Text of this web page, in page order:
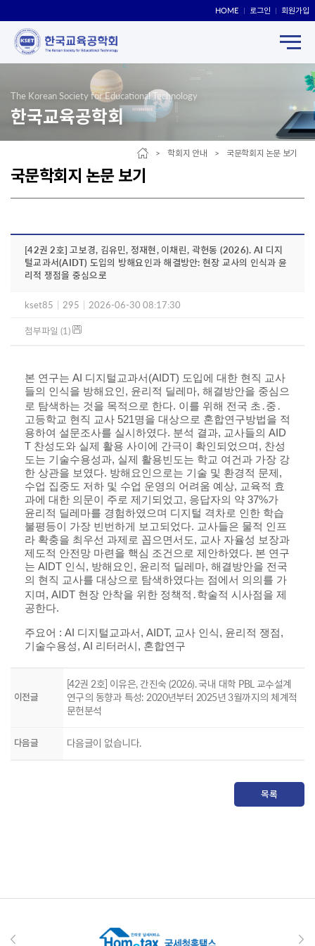
HOME 로그인 회원가입
The Korean Society for Educational Technology
한국교육공학회
국문학회지 논문 보기
> 학회지 안내 > 국문학회지 논문 보기
[42권 2호] 고보경, 김유민, 정재현, 이채린, 곽헌동 (2026). AI 디지
털교과서(AIDT) 도입의 방해요인과 해결방안: 현장 교사의 인식과 윤
리적 쟁점을 중심으로
kset85 295 2026-06-30 08:17:30
첨부파일 (1)
본 연구는 AI 디지털교과서(AIDT) 도입에 대한 현직 교사
들의 인식을 방해요인, 윤리적 딜레마, 해결방안을 중심으
로 탐색하는 것을 목적으로 한다. 이를 위해 전국 초․중․
고등학교 현직 교사 521명을 대상으로 혼합연구방법을 적
용하여 설문조사를 실시하였다. 분석 결과, 교사들의 AID
T 찬성도와 실제 활용 사이에 간극이 확인되었으며, 찬성
도는 기술수용성과, 실제 활용빈도는 학교 여건과 가장 강
한 상관을 보였다. 방해요인으로는 기술 및 환경적 문제,
수업 집중도 저하 및 수업 운영의 어려움 예상, 교육적 효
과에 대한 의문이 주로 제기되었고, 응답자의 약 37%가
윤리적 딜레마를 경험하였으며 디지털 격차로 인한 학습
불평등이 가장 빈번하게 보고되었다. 교사들은 물적 인프
라 확충을 최우선 과제로 꼽으면서도, 교사 자율성 보장과
제도적 안전망 마련을 핵심 조건으로 제안하였다. 본 연구
는 AIDT 인식, 방해요인, 윤리적 딜레마, 해결방안을 전국
의 현직 교사를 대상으로 탐색하였다는 점에서 의의를 가
지며, AIDT 현장 안착을 위한 정책적․학술적 시사점을 제
공한다.
주요어 : AI 디지털교과서, AIDT, 교사 인식, 윤리적 쟁점,
기술수용성, AI 리터러시, 혼합연구
이전글
[42권 2호] 이유은, 간진숙 (2026). 국내 대학 PBL 교수설계
연구의 동향과 특성: 2020년부터 2025년 3월까지의 체계적
문헌분석
다음글 다음글이 없습니다.
목록